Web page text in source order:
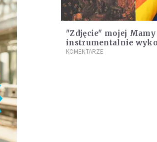
"Zdjęcie" mojej Mamy
instrumentalnie
KOMENTARZE